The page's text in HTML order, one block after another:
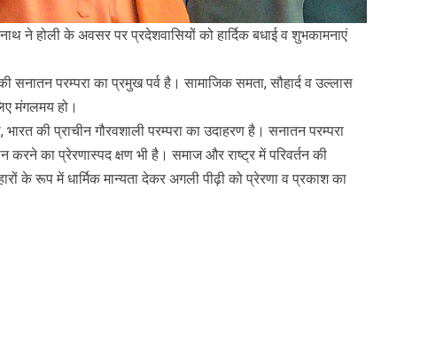
होली के अवसर पर प्रदेशवासियों को हार्दिक बधाई व शुभकामनाएं
परम्परा का प्रमुख पर्व है। सामाजिक समता, सौहार्द व उल्लास
मंगलमय हो।
की प्राचीन गौरवशाली परम्परा का उदाहरण है। सनातन परम्परा
करने का प्रेरणास्पद क्षण भी है। समाज और राष्ट्र में परिवर्तन की
के रूप में धार्मिक मान्यता देकर अगली पीढ़ी को प्रेरणा व प्रकाश का